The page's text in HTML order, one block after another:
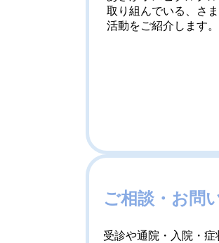
取り組んでいる、さ
活動をご紹介します。
ご相談・お問
受診や通院・入院・症